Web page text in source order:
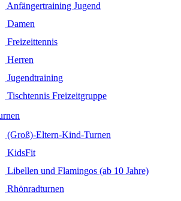
Anfängertraining Jugend
Damen
Freizeittennis
Herren
Jugendtraining
Tischtennis Freizeitgruppe
(Groß)-Eltern-Kind-Turnen
KidsFit
Libellen und Flamingos (ab 10 Jahre)
Rhönradturnen